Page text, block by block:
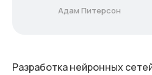
Адам Питерсон
Разработка нейронных